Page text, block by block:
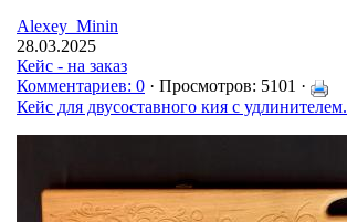
Alexey_Minin
28.03.2025
Кейс - на заказ
Комментариев: 0 · Просмотров: 5101 ·
Кейс для двусоставного кия с удлинителем.